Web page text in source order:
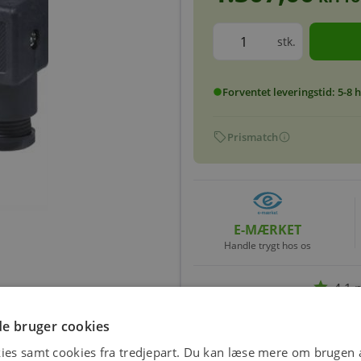
stk.
circleForventet leveringstid: 5-8
sellPrismatchinfo
E-MÆRKET
Handle trygt hos os
star4.1
bruger cookies
samt cookies fra tredjepart. Du kan læse mere om brugen